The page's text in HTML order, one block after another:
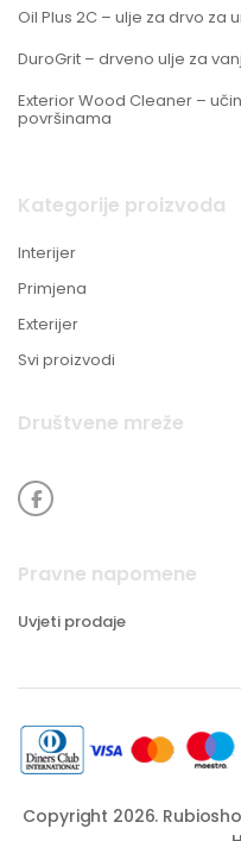
Oil Plus 2C – ulje za drvo za
DuroGrit – drveno ulje za
Exterior Wood Cleaner –
površinama
Kategorije proizvoda
Interijer
Primjena
Exterijer
Svi proizvodi
Društvene mreže
Pravne napomene
Uvjeti prodaje
Copyright 2026.